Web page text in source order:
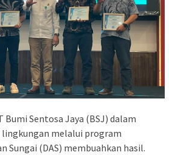
Bumi Sentosa Jaya (BSJ) dalam
melalui program
Sungai (DAS) membuahkan hasil.